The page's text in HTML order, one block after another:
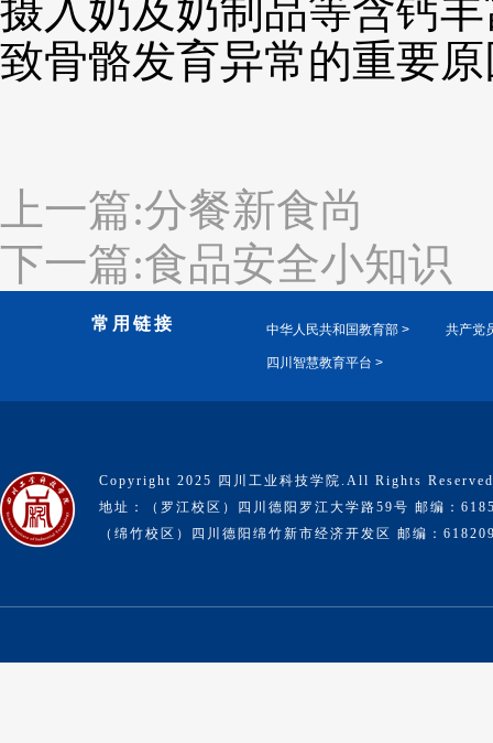
摄入奶及奶制品等含钙
致骨骼发育异常的重要
上一篇:分餐新食尚
下一篇:食品安全小知识
常用链接 中华人民共和国教育部 > 共产党
四川智慧教育平台 >
Copyright 2025 四川工业科技学院.All Rights
地址：（罗江校区）四川德阳罗江大学路59号 邮编：
（绵竹校区）四川德阳绵竹新市经济开发区 邮编：